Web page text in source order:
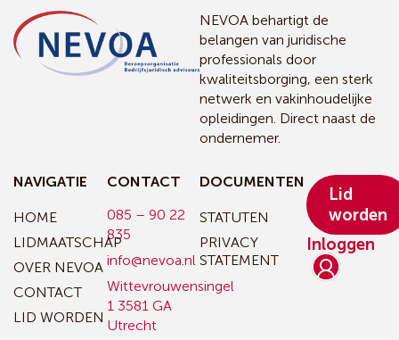
NEVOA behartigt de
belangen van juridische
professionals door
kwaliteitsborging, een sterk
netwerk en vakinhoudelijke
opleidingen. Direct naast de
ondernemer.
NAVIGATIE
HOME
LIDMAATSCHAP
OVER NEVOA
CONTACT
LID WORDEN
CONTACT
085 – 90 22
835
info@nevoa.nl
Wittevrouwensingel
1 3581 GA
Utrecht
DOCUMENTEN
STATUTEN
PRIVACY
STATEMENT
Inloggen
Lid
worden